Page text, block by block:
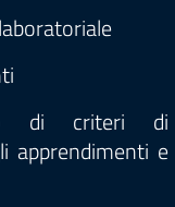
di criteri di
apprendimenti e